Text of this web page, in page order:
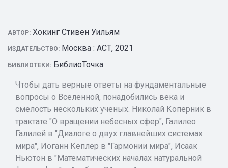
АВТОР: Хокинг Стивен Уильям
ИЗДАТЕЛЬСТВО: Москва : АСТ, 2021
БИБЛИОТЕКИ: БиблиоТочка
Чтобы дать верные ответы на фундаментальные
вопросы о Вселенной, понадобились века и
смелость нескольких ученых. Николай Коперник в
трактате "О вращении небесных сфер", Галилео
Галилей в "Диалоге о двух главнейших системах
мира", Иоганн Кеплер в "Гармонии мира", Исаак
Ньютон в "Математических началах натуральной